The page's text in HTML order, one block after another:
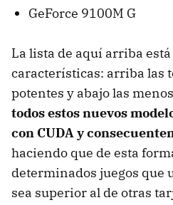
GeForce 9100M G
La lista de aquí arriba
características: arriba las
potentes y abajo las
todos estos nuevos
con CUDA y
haciendo que de esta
determinados juegos que
sea superior al de otras